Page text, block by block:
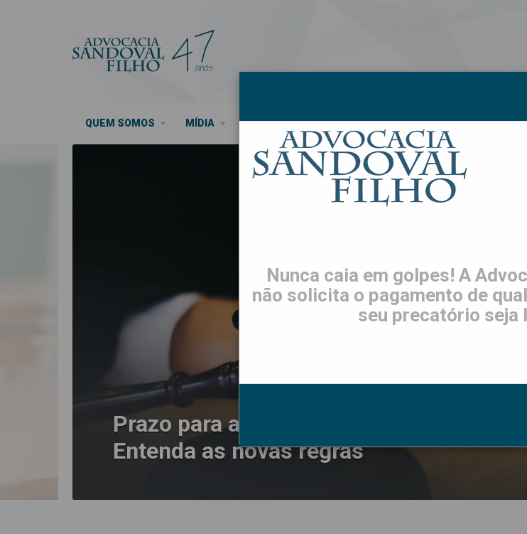
QUEM SOMOS MÍDIA SEUS DIREITOS LGPD TRABALHE CONOSCO
Prazo para aderir ao acordo termina
Entenda as novas regras
Nunca caia em golpes! A
não solicita o pagamento de
seu precatório seja